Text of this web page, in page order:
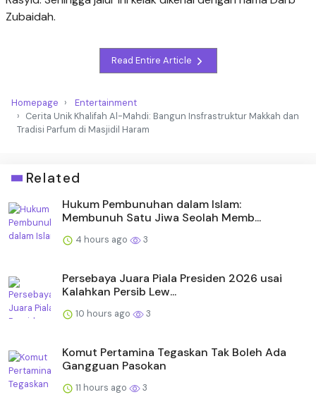
Zubaidah.
Read Entire Article
Homepage
Entertainment
Cerita Unik Khalifah Al-Mahdi: Bangun Insfrastruktur Makkah dan
Tradisi Parfum di Masjidil Haram
Related
Hukum Pembunuhan dalam Islam:
Membunuh Satu Jiwa Seolah Memb...
4 hours ago 3
Persebaya Juara Piala Presiden 2026 usai
Kalahkan Persib Lew...
10 hours ago 3
Komut Pertamina Tegaskan Tak Boleh Ada
Gangguan Pasokan
11 hours ago 3